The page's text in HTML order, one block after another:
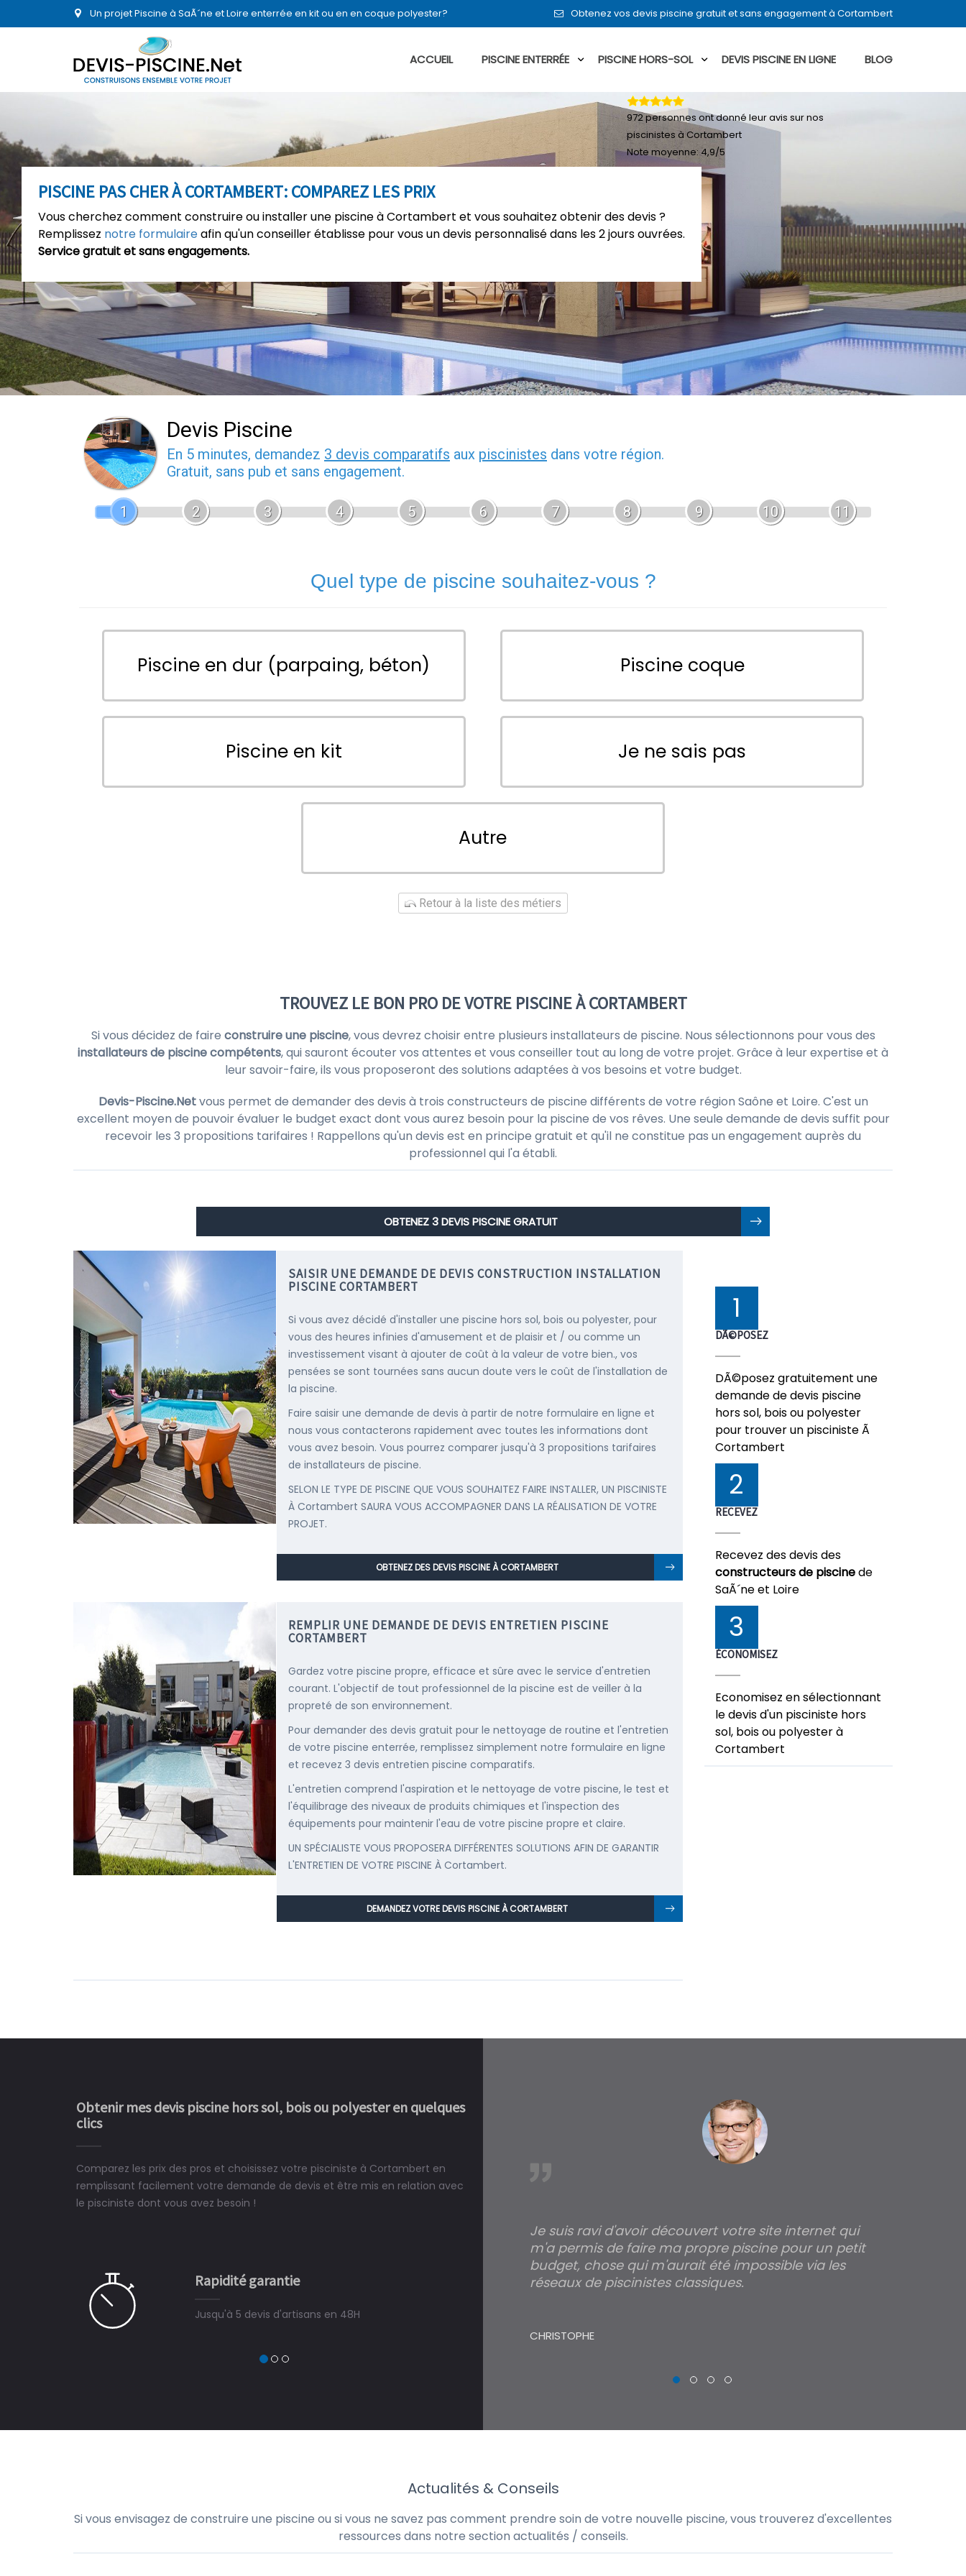
Un projet Piscine à SaÃ´ne et Loire enterrée en kit ou en en coque polyester? Obtenez vos devis piscine gratuit et sans engagement à Cortambert
ACCUEIL PISCINE ENTERRÉE PISCINE HORS-SOL DEVIS PISCINE EN LIGNE BLOG
PISCINE PAS CHER À CORTAMBERT: COMPAREZ LES PRIX
Vous cherchez comment construire ou installer une piscine à Cortambert et vous souhaitez obtenir des devis ?
Remplissez notre formulaireafin qu'un conseiller établisse pour vous un devis personnalisé dans les 2 jours ouvrées.
Service gratuit et sans engagements.
972personnes ont donné leuravis sur nos
piscinistes à Cortambert
Note moyenne:4,9/5
Devis Piscine
En 5 minutes, demandez 3 devis comparatifs aux piscinistes dans votre région.
Gratuit, sans pub et sans engagement.
1 2 3 4 5 6 7 8 9 10 11
Quel type de piscine souhaitez-vous ?
Piscine en dur (parpaing, béton) Piscine coque
Piscine en kit Je ne sais pas
Autre
Retour à la liste des métiers
TROUVEZ LE BON PRO DE VOTRE PISCINE À CORTAMBERT
Si vous décidez de faire construire une piscine, vous devrez choisir entre plusieurs installateurs de piscine. Nous sélectionnons pour vous des
installateurs de piscine compétents, qui sauront écouter vos attentes et vous conseiller tout au long de votre projet. Grâce à leur expertise et à
leur savoir-faire, ils vous proposeront des solutions adaptées à vos besoins et votre budget.
Devis-Piscine.Netvous permet de demander des devis à trois constructeurs de piscine différents de votre région Saône et Loire. C'est un
excellent moyen de pouvoir évaluer le budget exact dont vous aurez besoin pour la piscine de vos rêves. Une seule demande de devis suffit pour
recevoir les 3 propositions tarifaires ! Rappellons qu'un devis est en principe gratuit et qu'il ne constitue pas un engagement auprès du
professionnel qui l'a établi.
OBTENEZ 3 DEVIS PISCINE GRATUIT
SAISIR UNE DEMANDE DE DEVIS CONSTRUCTION INSTALLATION
PISCINE CORTAMBERT
Si vous avez décidé d'installer une piscine hors sol, bois ou polyester, pour
vous des heures infinies d'amusement et de plaisir et / ou comme un
investissement visant à ajouter de coût à la valeur de votre bien., vos
pensées se sont tournées sans aucun doute vers le coût de l'installation de
la piscine.
Faire saisir une demande de devis à partir de notre formulaire en ligne et
nous vous contacterons rapidement avec toutes les informations dont
vous avez besoin. Vous pourrez comparer jusqu'à 3 propositions tarifaires
de installateurs de piscine.
SELON LE TYPE DE PISCINE QUE VOUS SOUHAITEZ FAIRE INSTALLER, UN PISCINISTE
À Cortambert SAURA VOUS ACCOMPAGNER DANS LA RÉALISATION DE VOTRE
PROJET.
OBTENEZ DES DEVIS PISCINE À CORTAMBERT
REMPLIR UNE DEMANDE DE DEVIS ENTRETIEN PISCINE
CORTAMBERT
Gardez votre piscine propre, efficace et sûre avec le service d'entretien
courant. L'objectif de tout professionnel de la piscine est de veiller à la
propreté de son environnement.
Pour demander des devis gratuit pour le nettoyage de routine et l'entretien
de votre piscine enterrée, remplissez simplement notre formulaire en ligne
et recevez 3 devis entretien piscine comparatifs.
L'entretien comprend l'aspiration et le nettoyage de votre piscine, le test et
l'équilibrage des niveaux de produits chimiques et l'inspection des
équipements pour maintenir l'eau de votre piscine propre et claire.
UN SPÉCIALISTE VOUS PROPOSERA DIFFÉRENTES SOLUTIONS AFIN DE GARANTIR
L'ENTRETIEN DE VOTRE PISCINE À Cortambert.
DEMANDEZ VOTRE DEVIS PISCINE À CORTAMBERT
1
DÃ©POSEZ
DÃ©posez gratuitement une
demande de devis piscine
hors sol, bois ou polyester
pour trouver un pisciniste Ã
Cortambert
2
RECEVEZ
Recevez des devis des
constructeurs de piscinede
SaÃ´ne et Loire
3
ÉCONOMISEZ
Economisez en sélectionnant
le devis d'un pisciniste hors
sol, bois ou polyester à
Cortambert
Obtenir mes devis piscine hors sol, bois ou polyester en quelques
clics
Comparez les prix des pros et choisissez votre pisciniste à Cortambert en
remplissant facilement votre demande de devis et être mis en relation avec
le pisciniste dont vous avez besoin !
Rapidité garantie
Jusqu'à 5 devis d'artisans en 48H
ne peut plus s'en passer.
Le rêve devient enfin réalité, une piscine est bien
construit chez moi.
Je suis ravi d'avoir découvert votre site internet qui
m'a permis de faire ma propre piscine pour un petit
budget, chose qui m'aurait été impossible via les
réseaux de piscinistes classiques.
CHRISTOPHE
Actualités & Conseils
Si vous envisagez de construire une piscine ou si vous ne savez pas comment prendre soin de votre nouvelle piscine, vous trouverez d'excellentes
ressources dans notre section actualités / conseils.